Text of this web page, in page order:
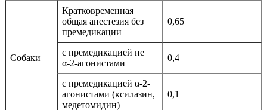
Собаки
Кратковременная
общая анестезия без
премедикации
0,65
с премедикацией не
α-2-агонистами
0,4
с премедикацией α-2-
агонистами (ксилазин,
медетомидин)
0,1